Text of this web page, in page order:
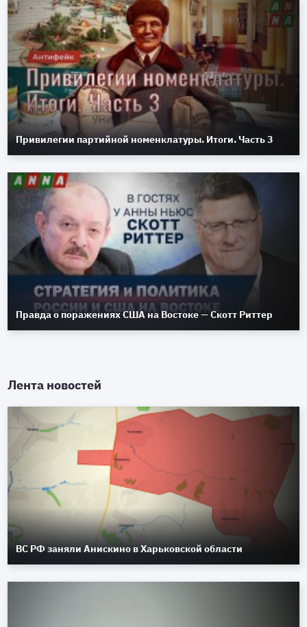
Привилегии партийной номенклатуры. Итоги. Часть 3
Правда о поражениях США на Востоке — Скотт Риттер
Лента новостей
ВС РФ заняли Анискино в Харьковской области